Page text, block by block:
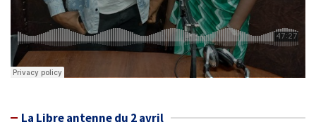
La Libre antenne du 2 avril